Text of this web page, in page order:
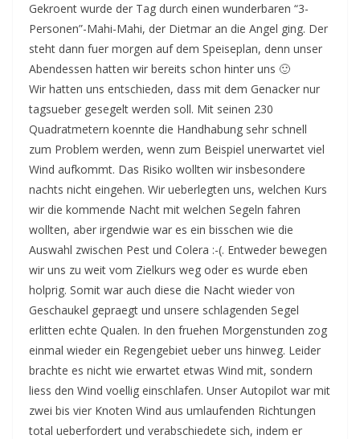
Gekroent wurde der Tag durch einen wunderbaren “3-
Personen”-Mahi-Mahi, der Dietmar an die Angel ging. Der
steht dann fuer morgen auf dem Speiseplan, denn unser
Abendessen hatten wir bereits schon hinter uns 🙂
Wir hatten uns entschieden, dass mit dem Genacker nur
tagsueber gesegelt werden soll. Mit seinen 230
Quadratmetern koennte die Handhabung sehr schnell
zum Problem werden, wenn zum Beispiel unerwartet viel
Wind aufkommt. Das Risiko wollten wir insbesondere
nachts nicht eingehen. Wir ueberlegten uns, welchen Kurs
wir die kommende Nacht mit welchen Segeln fahren
wollten, aber irgendwie war es ein bisschen wie die
Auswahl zwischen Pest und Colera :-(. Entweder bewegen
wir uns zu weit vom Zielkurs weg oder es wurde eben
holprig. Somit war auch diese die Nacht wieder von
Geschaukel gepraegt und unsere schlagenden Segel
erlitten echte Qualen. In den fruehen Morgenstunden zog
einmal wieder ein Regengebiet ueber uns hinweg. Leider
brachte es nicht wie erwartet etwas Wind mit, sondern
liess den Wind voellig einschlafen. Unser Autopilot war mit
zwei bis vier Knoten Wind aus umlaufenden Richtungen
total ueberfordert und verabschiedete sich, indem er